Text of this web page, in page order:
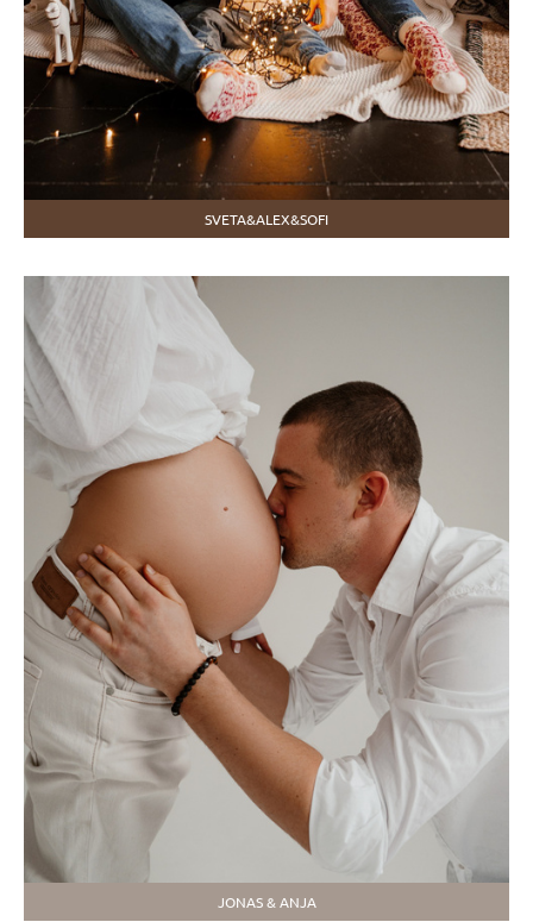
SVETA&ALEX&SOFI
JONAS & ANJA